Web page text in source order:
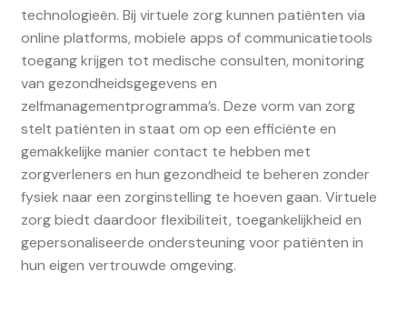
technologieën. Bij virtuele zorg kunnen patiënten via
online platforms, mobiele apps of communicatietools
toegang krijgen tot medische consulten, monitoring
van gezondheidsgegevens en
zelfmanagementprogramma’s. Deze vorm van zorg
stelt patiënten in staat om op een efficiënte en
gemakkelijke manier contact te hebben met
zorgverleners en hun gezondheid te beheren zonder
fysiek naar een zorginstelling te hoeven gaan. Virtuele
zorg biedt daardoor flexibiliteit, toegankelijkheid en
gepersonaliseerde ondersteuning voor patiënten in
hun eigen vertrouwde omgeving.